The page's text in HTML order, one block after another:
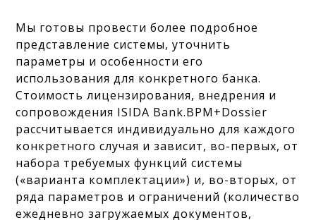
Мы готовы провести более подробное
представление системы, уточнить
параметры и особенности его
использования для конкретного банка.
Стоимость лицензирования, внедрения и
сопровождения ISIDA Bank.BPM+Dossier
рассчитывается индивидуально для каждого
конкретного случая и зависит, во-первых, от
набора требуемых функций системы
(«варианта комплектации») и, во-вторых, от
ряда параметров и ограничений (количество
ежедневно загружаемых документов,